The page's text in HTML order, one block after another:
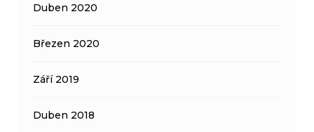
Duben 2020
Březen 2020
Září 2019
Duben 2018